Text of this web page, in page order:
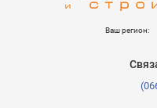
Ваш регион: